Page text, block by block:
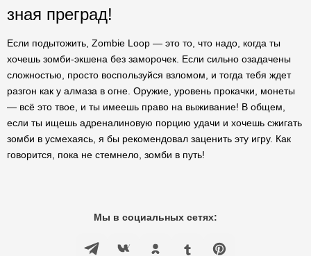
зная преград!
Если подытожить, Zombie Loop — это то, что надо, когда ты
хочешь зомби-экшена без заморочек. Если сильно озадачены
сложностью, просто воспользуйся взломом, и тогда тебя ждет
разгон как у алмаза в огне. Оружие, уровень прокачки, монеты
— всё это твое, и ты имеешь право на выживание! В общем,
если ты ищешь адреналиновую порцию удачи и хочешь сжигать
зомби в усмехаясь, я бы рекомендовал заценить эту игру. Как
говорится, пока не стемнело, зомби в путь!
Мы в социальных сетях: